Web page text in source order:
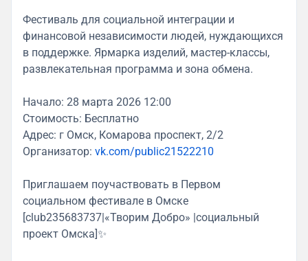
Фестиваль для социальной интеграции и
финансовой независимости людей, нуждающихся
в поддержке. Ярмарка изделий, мастер-классы,
развлекательная программа и зона обмена.
Начало: 28 марта 2026 12:00
Стоимость: Бесплатно
Адрес: г Омск, Комарова проспект, 2/2
Организатор: vk.com/public21522210
Приглашаем поучаствовать в Первом
социальном фестивале в Омске
[club235683737|«Творим Добро» |социальный
проект Омска]✨